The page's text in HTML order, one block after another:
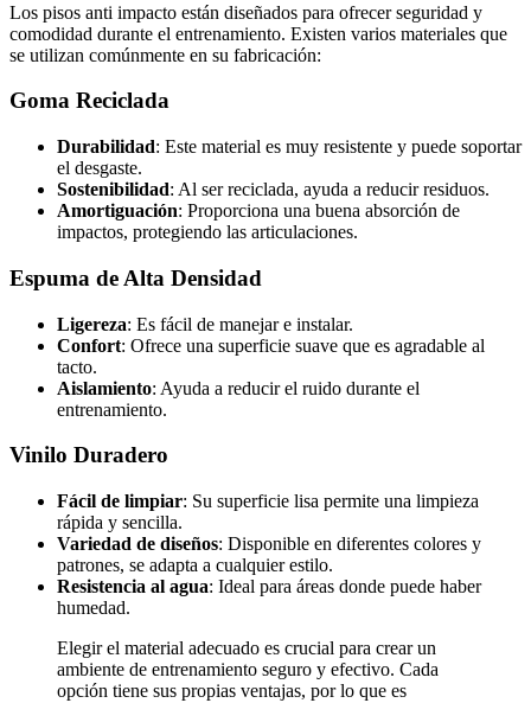
Los pisos anti impacto están diseñados para ofrecer seguridad y
comodidad durante el entrenamiento. Existen varios materiales que
se utilizan comúnmente en su fabricación:
Goma Reciclada
Durabilidad: Este material es muy resistente y puede soportar
el desgaste.
Sostenibilidad: Al ser reciclada, ayuda a reducir residuos.
Amortiguación: Proporciona una buena absorción de
impactos, protegiendo las articulaciones.
Espuma de Alta Densidad
Ligereza: Es fácil de manejar e instalar.
Confort: Ofrece una superficie suave que es agradable al
tacto.
Aislamiento: Ayuda a reducir el ruido durante el
entrenamiento.
Vinilo Duradero
Fácil de limpiar: Su superficie lisa permite una limpieza
rápida y sencilla.
Variedad de diseños: Disponible en diferentes colores y
patrones, se adapta a cualquier estilo.
Resistencia al agua: Ideal para áreas donde puede haber
humedad.
Elegir el material adecuado es crucial para crear un
ambiente de entrenamiento seguro y efectivo. Cada
opción tiene sus propias ventajas, por lo que es